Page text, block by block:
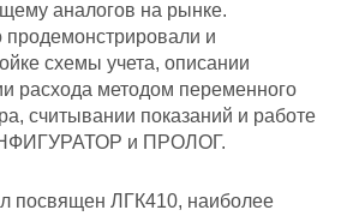
аналогов на рынке.
продемонстрировали и
схемы учета, описании
расхода методом переменного
считывании показаний и работе
и ПРОЛОГ.
посвящен ЛГК410, наиболее